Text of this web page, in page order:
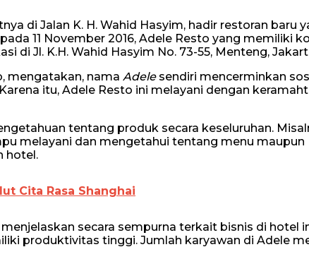
di Jalan K. H. Wahid Hasyim, hadir restoran baru
11 November 2016, Adele Resto yang memiliki
di Jl. K.H. Wahid Hasyim No. 73-55, Menteng,
mengatakan, nama Adelesendiri mencerminkan
itu, Adele Resto ini melayani dengan
tentang produk secara keseluruhan.
melayani dan mengetahui tentang menu maupun
hotel.
Cita Rasa Shanghai
secara sempurna terkait bisnis di hotel
produktivitas tinggi. Jumlah karyawan di Adele